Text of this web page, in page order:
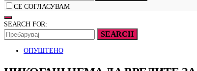
СЕ СОГЛАСУВАМ
SEARCH FOR:
SEARCH
ОПУШТЕНО